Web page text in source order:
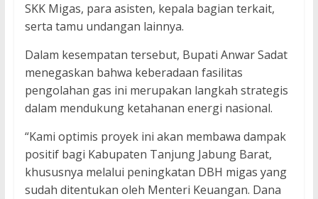
SKK Migas, para asisten, kepala bagian terkait,
serta tamu undangan lainnya.
Dalam kesempatan tersebut, Bupati Anwar Sadat
menegaskan bahwa keberadaan fasilitas
pengolahan gas ini merupakan langkah strategis
dalam mendukung ketahanan energi nasional.
“Kami optimis proyek ini akan membawa dampak
positif bagi Kabupaten Tanjung Jabung Barat,
khususnya melalui peningkatan DBH migas yang
sudah ditentukan oleh Menteri Keuangan. Dana